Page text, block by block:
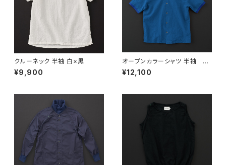
クルーネック 半袖 白×黒
¥9,900
オープンカラーシャツ 半袖 ブ
ルー
¥12,100